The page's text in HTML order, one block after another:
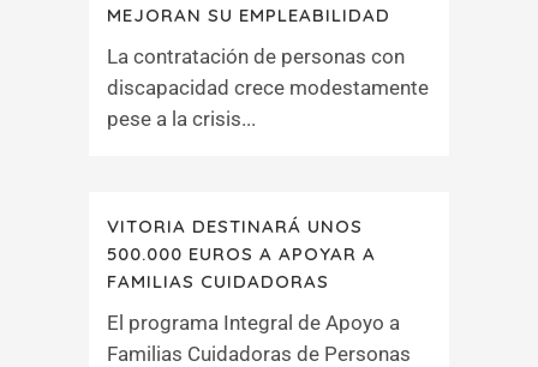
MEJORAN SU EMPLEABILIDAD
La contratación de personas con
discapacidad crece modestamente
pese a la crisis...
VITORIA DESTINARÁ UNOS
500.000 EUROS A APOYAR A
FAMILIAS CUIDADORAS
El programa Integral de Apoyo a
Familias Cuidadoras de Personas